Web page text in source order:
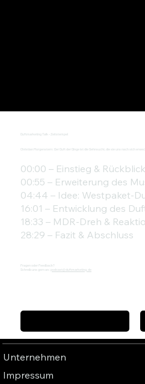
Duftmarketing Talk - Zeitstempel
Christian Morgenstern: Der Duft der Dinge ist die Sehnsucht, die sie uns nach sich
00:00 – Einstieg &
00:55 – Erweiterung des
04:44 – Idee: Westpaket-
16:01 – Entwicklung des
18:33 – MDR-Dreh &
28:29 – Fazit & Abschluss
Fragen oder Feedback?
Schreib uns gern an: podcast@duftmarketing.de
Unternehmen
Impressum